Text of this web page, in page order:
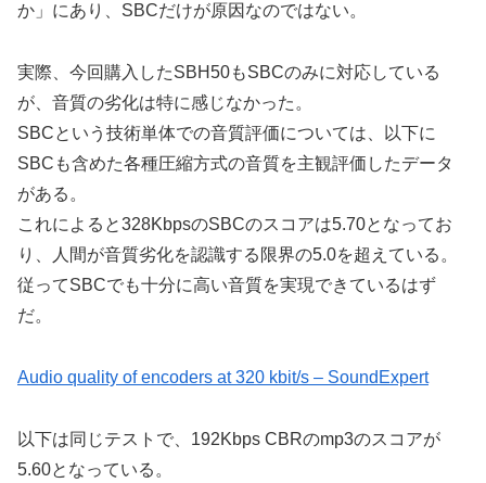
か」にあり、SBCだけが原因なのではない。
実際、今回購入したSBH50もSBCのみに対応している
が、音質の劣化は特に感じなかった。
SBCという技術単体での音質評価については、以下に
SBCも含めた各種圧縮方式の音質を主観評価したデータ
がある。
これによると328KbpsのSBCのスコアは5.70となってお
り、人間が音質劣化を認識する限界の5.0を超えている。
従ってSBCでも十分に高い音質を実現できているはず
だ。
Audio quality of encoders at 320 kbit/s – SoundExpert
以下は同じテストで、192Kbps CBRのmp3のスコアが
5.60となっている。